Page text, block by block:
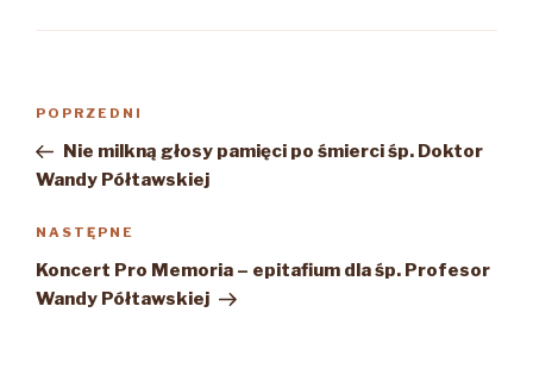
Poprzedni
wpis
POPRZEDNI
Nie milkną głosy pamięci po śmierci śp. Doktor
Wandy Półtawskiej
Następny
wpis
NASTĘPNE
Koncert Pro Memoria – epitafium dla śp. Profesor
Wandy Półtawskiej